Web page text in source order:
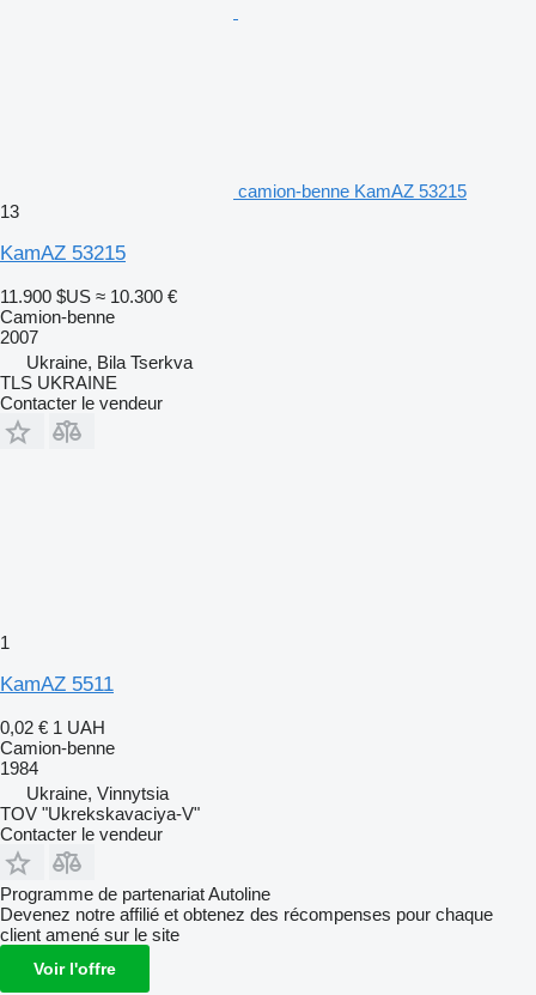
camion-benne KamAZ 53215
13
KamAZ 53215
11.900 $US ≈ 10.300 €
Camion-benne
2007
Ukraine, Bila Tserkva
TLS UKRAINE
Contacter le vendeur
1
KamAZ 5511
0,02 € 1 UAH
Camion-benne
1984
Ukraine, Vinnytsia
TOV "Ukrekskavaciya-V"
Contacter le vendeur
Programme de partenariat Autoline
Devenez notre affilié et obtenez des récompenses pour chaque
client amené sur le site
Voir l'offre